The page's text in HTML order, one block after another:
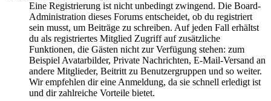
Eine Registrierung ist nicht unbedingt zwingend. Die Board-
Administration dieses Forums entscheidet, ob du registriert
sein musst, um Beiträge zu schreiben. Auf jeden Fall erhältst
du als registriertes Mitglied Zugriff auf zusätzliche
Funktionen, die Gästen nicht zur Verfügung stehen: zum
Beispiel Avatarbilder, Private Nachrichten, E-Mail-Versand an
andere Mitglieder, Beitritt zu Benutzergruppen und so weiter.
Wir empfehlen dir eine Anmeldung, da sie schnell erledigt ist
und dir zahlreiche Vorteile bietet.